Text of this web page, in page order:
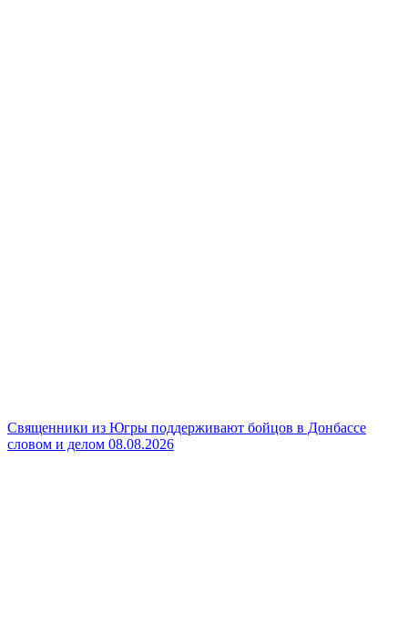
Священники из Югры поддерживают бойцов в Донбассе
словом и делом 08.08.2026